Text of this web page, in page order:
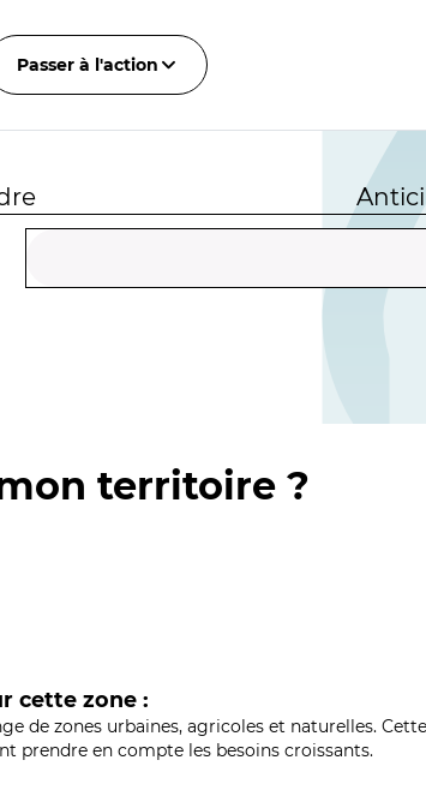
Passer à l'action
territoire ?
cette zone :
de zones urbaines, agricoles et naturelles. Cette
prendre en compte les besoins croissants.